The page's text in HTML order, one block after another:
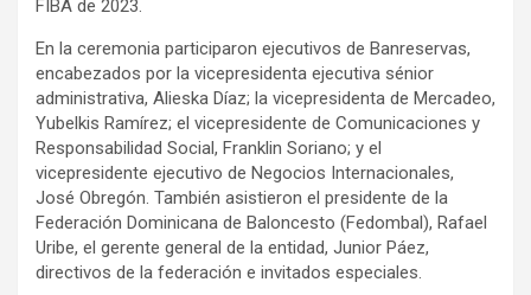
FIBA de 2023.
En la ceremonia participaron ejecutivos de Banreservas,
encabezados por la vicepresidenta ejecutiva sénior
administrativa, Alieska Díaz; la vicepresidenta de Mercadeo,
Yubelkis Ramírez; el vicepresidente de Comunicaciones y
Responsabilidad Social, Franklin Soriano; y el
vicepresidente ejecutivo de Negocios Internacionales,
José Obregón. También asistieron el presidente de la
Federación Dominicana de Baloncesto (Fedombal), Rafael
Uribe, el gerente general de la entidad, Junior Páez,
directivos de la federación e invitados especiales.